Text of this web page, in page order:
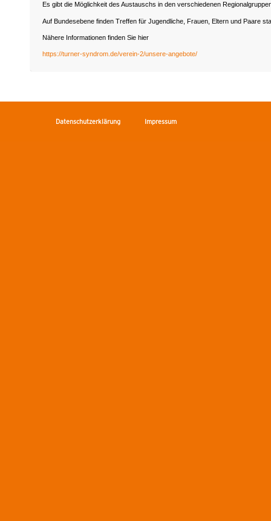
Es gibt die Möglichkeit des Austauschs in den verschiedenen
Auf Bundesebene finden Treffen für Jugendliche, Frauen, Eltern und Paare
Nähere Informationen finden Sie hier
https://turner-syndrom.de/verein-2/unsere-angebote/
Datenschutzerklärung Impressum